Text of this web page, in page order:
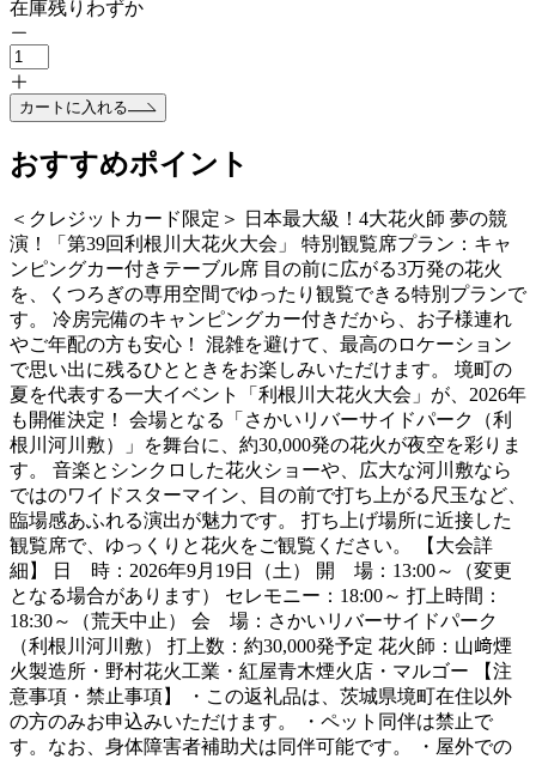
在庫残りわずか
カートに入れる
おすすめポイント
＜クレジットカード限定＞ 日本最大級！4大花火師 夢の競
演！「第39回利根川大花火大会」 特別観覧席プラン：キャ
ンピングカー付きテーブル席 目の前に広がる3万発の花火
を、くつろぎの専用空間でゆったり観覧できる特別プランで
す。 冷房完備のキャンピングカー付きだから、お子様連れ
やご年配の方も安心！ 混雑を避けて、最高のロケーション
で思い出に残るひとときをお楽しみいただけます。 境町の
夏を代表する一大イベント「利根川大花火大会」が、2026年
も開催決定！ 会場となる「さかいリバーサイドパーク（利
根川河川敷）」を舞台に、約30,000発の花火が夜空を彩りま
す。 音楽とシンクロした花火ショーや、広大な河川敷なら
ではのワイドスターマイン、目の前で打ち上がる尺玉など、
臨場感あふれる演出が魅力です。 打ち上げ場所に近接した
観覧席で、ゆっくりと花火をご観覧ください。 【大会詳
細】 日 時：2026年9月19日（土） 開 場：13:00～（変更
となる場合があります） セレモニー：18:00～ 打上時間：
18:30～（荒天中止） 会 場：さかいリバーサイドパーク
（利根川河川敷） 打上数：約30,000発予定 花火師：山﨑煙
火製造所・野村花火工業・紅屋青木煙火店・マルゴー 【注
意事項・禁止事項】 ・この返礼品は、茨城県境町在住以外
の方のみお申込みいただけます。 ・ペット同伴は禁止で
す。なお、身体障害者補助犬は同伴可能です。 ・屋外での